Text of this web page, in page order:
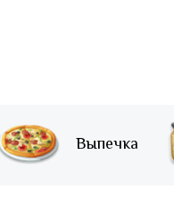
Выпечка